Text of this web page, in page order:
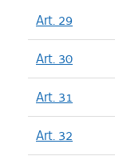
Art. 29
Art. 30
Art. 31
Art. 32